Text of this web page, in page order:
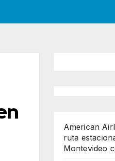
American
ruta
Montevideo